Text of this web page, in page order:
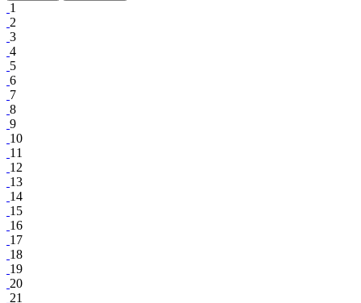
1
2
3
4
5
6
7
8
9
10
11
12
13
14
15
16
17
18
19
20
21